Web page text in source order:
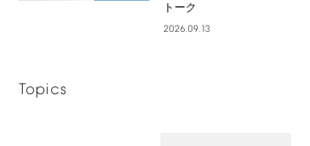
トーク
2026.09.13
Topics